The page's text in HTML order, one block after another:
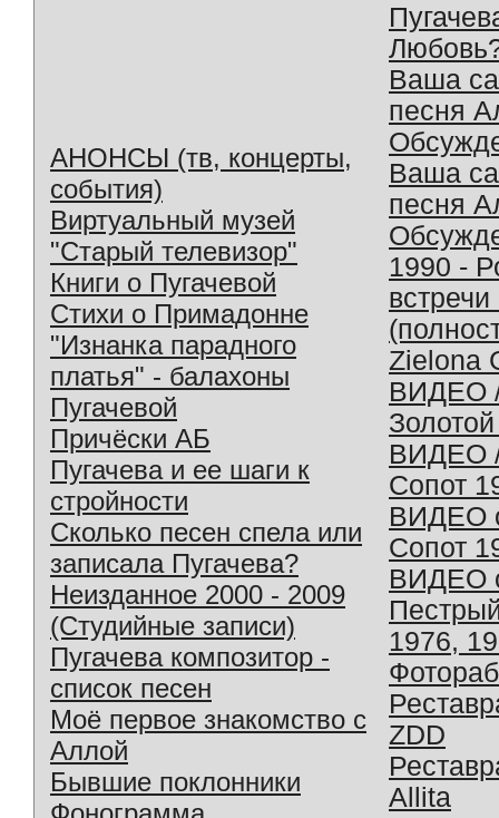
АНОНСЫ (тв, концерты,
события)
Виртуальный музей
"Старый телевизор"
Книги о Пугачевой
Стихи о Примадонне
"Изнанка парадного
платья" - балахоны
Пугачевой
Причёски АБ
Пугачева и ее шаги к
стройности
Сколько песен спела или
записала Пугачева?
Неизданное 2000 - 2009
(Студийные записи)
Пугачева композитор -
список песен
Моё первое знакомство с
Аллой
Бывшие поклонники
Ваша
песня
Ваша
песня
1990 -
Zielona
ВИДЕО
ВИДЕО
Сопот
ВИДЕО
Сопот
ВИДЕО
1976,
ZDD
Allita